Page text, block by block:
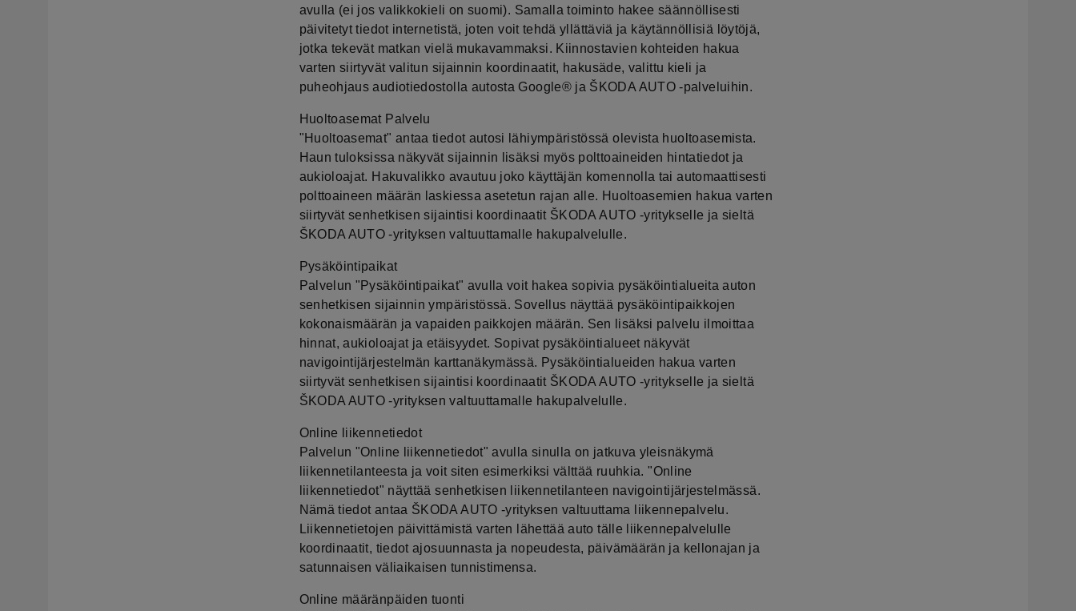
avulla (ei jos valikkokieli on suomi). Samalla toiminto hakee säännöllisesti
päivitetyt tiedot internetistä, joten voit tehdä yllättäviä ja käytännöllisiä löytöjä,
jotka tekevät matkan vielä mukavammaksi. Kiinnostavien kohteiden hakua
varten siirtyvät valitun sijainnin koordinaatit, hakusäde, valittu kieli ja
puheohjaus audiotiedostolla autosta Google® ja ŠKODA AUTO -palveluihin.
Huoltoasemat Palvelu
"Huoltoasemat" antaa tiedot autosi lähiympäristössä olevista huoltoasemista.
Haun tuloksissa näkyvät sijainnin lisäksi myös polttoaineiden hintatiedot ja
aukioloajat. Hakuvalikko avautuu joko käyttäjän komennolla tai automaattisesti
polttoaineen määrän laskiessa asetetun rajan alle. Huoltoasemien hakua varten
siirtyvät senhetkisen sijaintisi koordinaatit ŠKODA AUTO -yritykselle ja sieltä
ŠKODA AUTO -yrityksen valtuuttamalle hakupalvelulle.
Pysäköintipaikat
Palvelun "Pysäköintipaikat" avulla voit hakea sopivia pysäköintialueita auton
senhetkisen sijainnin ympäristössä. Sovellus näyttää pysäköintipaikkojen
kokonaismäärän ja vapaiden paikkojen määrän. Sen lisäksi palvelu ilmoittaa
hinnat, aukioloajat ja etäisyydet. Sopivat pysäköintialueet näkyvät
navigointijärjestelmän karttanäkymässä. Pysäköintialueiden hakua varten
siirtyvät senhetkisen sijaintisi koordinaatit ŠKODA AUTO -yritykselle ja sieltä
ŠKODA AUTO -yrityksen valtuuttamalle hakupalvelulle.
Online liikennetiedot
Palvelun "Online liikennetiedot" avulla sinulla on jatkuva yleisnäkymä
liikennetilanteesta ja voit siten esimerkiksi välttää ruuhkia. "Online
liikennetiedot" näyttää senhetkisen liikennetilanteen navigointijärjestelmässä.
Nämä tiedot antaa ŠKODA AUTO -yrityksen valtuuttama liikennepalvelu.
Liikennetietojen päivittämistä varten lähettää auto tälle liikennepalvelulle
koordinaatit, tiedot ajosuunnasta ja nopeudesta, päivämäärän ja kellonajan ja
satunnaisen väliaikaisen tunnistimensa.
Online määränpäiden tuonti